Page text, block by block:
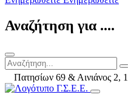
Αναζήτηση για ....
Πατησίων 69 & Αινιάνος 2,